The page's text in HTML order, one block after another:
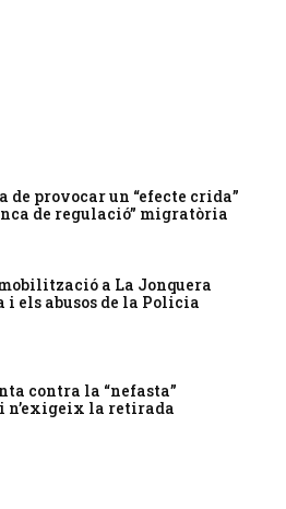
de provocar un “efecte crida”
de regulació” migratòria
a La Jonquera
els abusos de la Policia
contra la “nefasta”
n’exigeix la retirada